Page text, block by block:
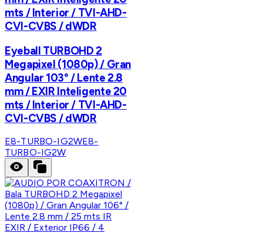
mts / Interior / TVI-AHD-
CVI-CVBS / dWDR
Eyeball TURBOHD 2
Megapixel (1080p) / Gran
Angular 103° / Lente 2.8
mm / EXIR Inteligente 20
mts / Interior / TVI-AHD-
CVI-CVBS / dWDR
E8-TURBO-IG2WE8-
TURBO-IG2W